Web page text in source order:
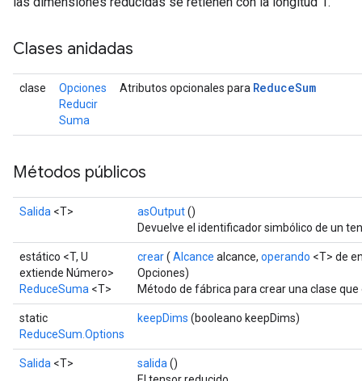
Clases anidadas
clase
Opciones
Reducir
Suma
Atributos opcionales para ReduceSum
Métodos públicos
Salida <T> asOutput()
Devuelve el identificador simbólico de un
estático <T, U
extiende Número>
ReduceSuma <T>
crear( Alcance alcance, operando <T> de
Opciones)
Método de fábrica para crear una clase
static
ReduceSum.Options
keepDims (booleano keepDims)
Salida <T> salida ()